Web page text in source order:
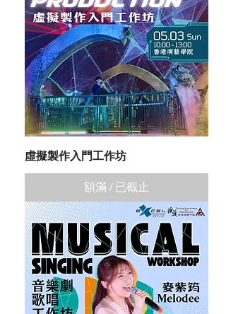
虛擬製作入門工作坊
額滿 / 已截止